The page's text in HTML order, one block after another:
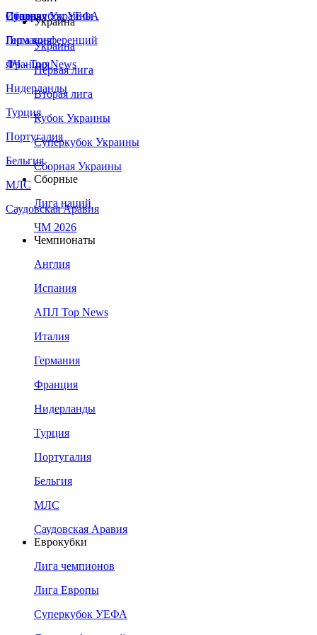
Сборная Украины
Италия
Германия
Франция
Нидерланды
Турция
Португалия
Бельгия
МЛС
Саудовская Аравия
Суперкубок УЕФА
Лига конференций
ЛЧ - Top News
Украина
Украина
Первая лига
Вторая лига
Кубок Украины
Суперкубок Украины
Сборная Украины
Сборные
Лига наций
ЧМ 2026
Чемпионаты
Англия
Испания
АПЛ Top News
Италия
Германия
Франция
Нидерланды
Турция
Португалия
Бельгия
МЛС
Саудовская Аравия
Еврокубки
Лига чемпионов
Лига Европы
Суперкубок УЕФА